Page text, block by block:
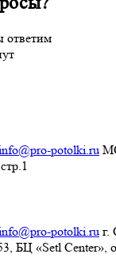
potolki.ru
potolki.ru г.
БЦ «Setl Center»,